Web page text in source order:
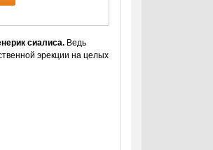
сиалиса. Ведь
эрекции на целых